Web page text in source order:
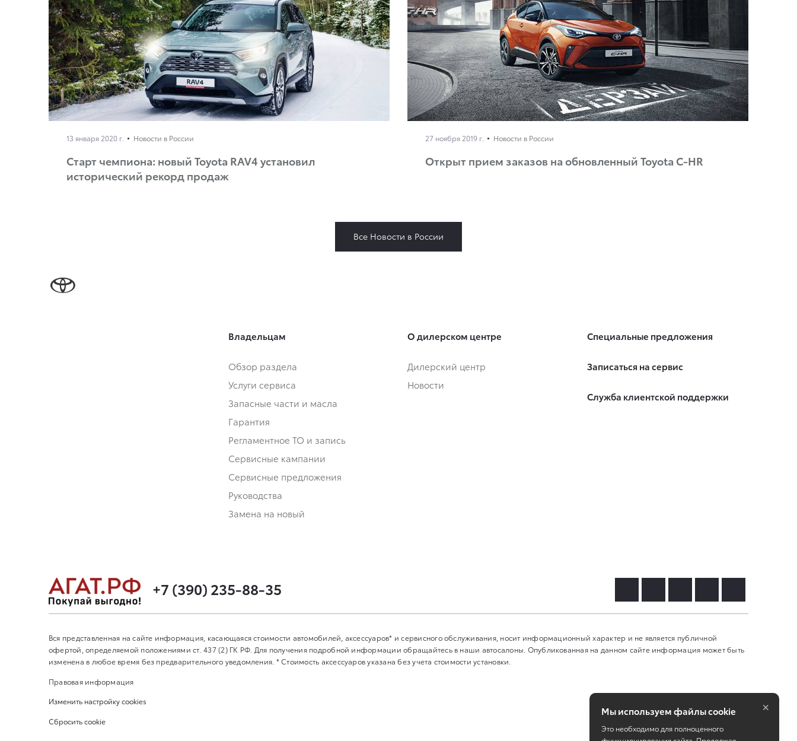
13 января 2020 г. Новости в России
Старт чемпиона: новый Toyota RAV4 установил
исторический рекорд продаж
27 ноября 2019 г. Новости в России
Открыт прием заказов на обновленный Toyota C-HR
Все Новости в России
Владельцам
Обзор раздела
Услуги сервиса
Запасные части и масла
Гарантия
Регламентное ТО и запись
Сервисные кампании
Сервисные предложения
Руководства
Замена на новый
О дилерском центре
Дилерский центр
Новости
Специальные предложения
Записаться на сервис
Служба клиентской поддержки
+7 (390) 235-88-35
Вся представленная на сайте информация, касающаяся стоимости автомобилей, аксессуаров* и сервисного обслуживания, носит информационный характер и не является публичной
офертой, определяемой положениями ст. 437 (2) ГК РФ. Для получения подробной информации обращайтесь в наши автосалоны. Опубликованная на данном сайте информация может быть
изменена в любое время без предварительного уведомления. * Стоимость аксессуаров указана без учета стоимости установки.
Правовая информация
Изменить настройку cookies
Сбросить cookie
Мы используем файлы cookie
Это необходимо для полноценного
×